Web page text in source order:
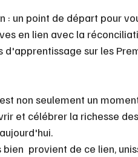
un point de départ pour
en lien avec la
sur les
non seulement un
et célébrer la richesse
provient de ce lien,